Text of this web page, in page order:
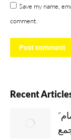
Save my name,
comment.
Post comment
Recent